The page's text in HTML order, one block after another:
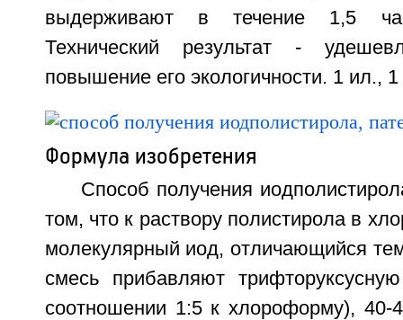
выдерживают в течение 1,5
Технический результат -
повышение его экологичности. 1 ил.,
Формула изобретения
Способ получения
том, что к раствору полистирола в
молекулярный иод, отличающийся
смесь прибавляют
соотношении 1:5 к хлороформу), 40-